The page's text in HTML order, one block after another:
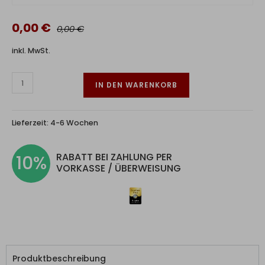
0,00 € 0,00 €
inkl. MwSt.
IN DEN WARENKORB
Lieferzeit: 4-6 Wochen
10%
RABATT BEI ZAHLUNG PER
VORKASSE / ÜBERWEISUNG
Produktbeschreibung